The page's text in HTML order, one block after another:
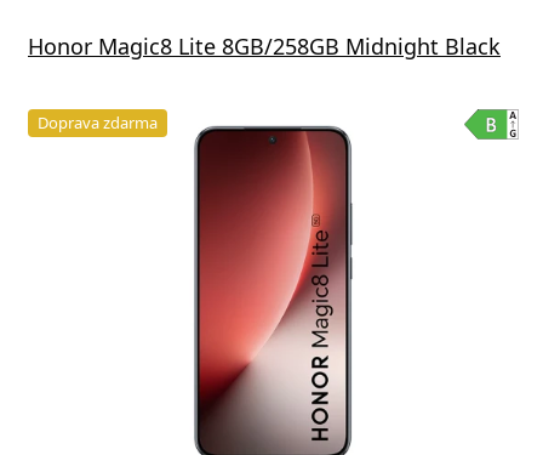
Honor Magic8 Lite 8GB/258GB Midnight Black
Doprava zdarma